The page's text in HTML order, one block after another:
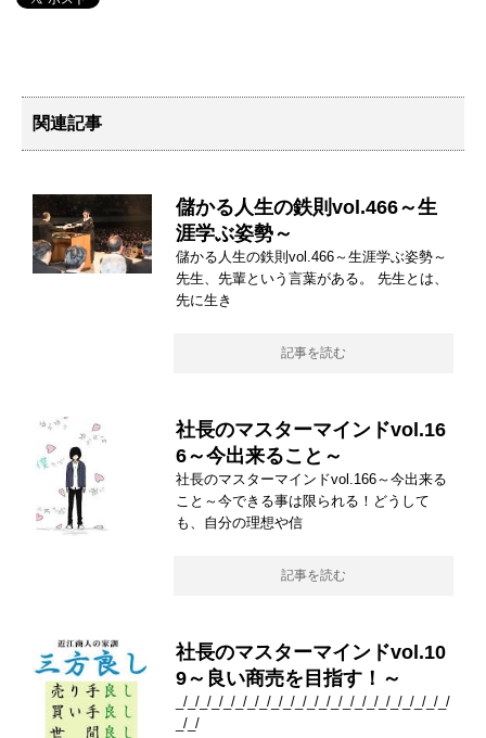
関連記事
儲かる人生の鉄則vol.466～生
涯学ぶ姿勢～
儲かる人生の鉄則vol.466～生涯学ぶ姿勢～
先生、先輩という言葉がある。 先生とは、
先に生き
記事を読む
社長のマスターマインドvol.16
6～今出来ること～
社長のマスターマインドvol.166～今出来る
こと～今できる事は限られる！どうして
も、自分の理想や信
記事を読む
社長のマスターマインドvol.10
9～良い商売を目指す！～
_/_/_/_/_/_/_/_/_/_/_/_/_/_/_/_/_/_/_/_/_/_/_/
_/_/